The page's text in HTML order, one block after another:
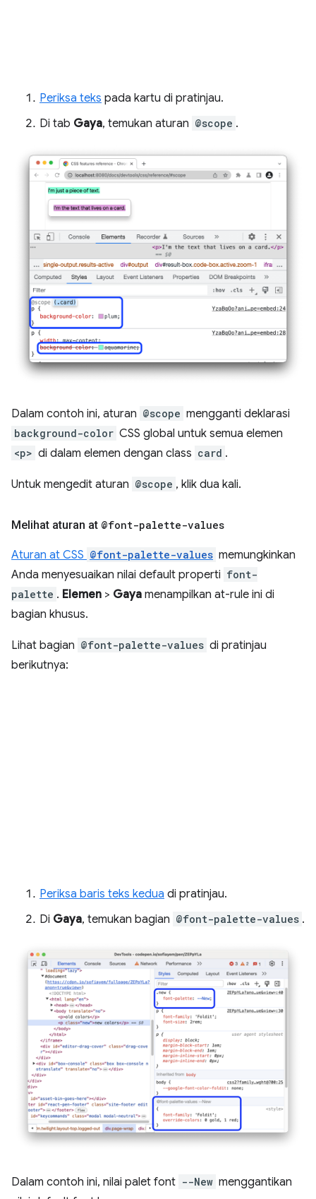
Periksa teks pada kartu di pratinjau.
Di tab Gaya, temukan aturan @scope .
Dalam contoh ini, aturan @scope mengganti deklarasi
background-color CSS global untuk semua elemen
<p> di dalam elemen dengan class card .
Untuk mengedit aturan @scope , klik dua kali.
Melihat aturan at @font-palette-values
Aturan at CSS @font-palette-values memungkinkan
Anda menyesuaikan nilai default properti font-
palette . Elemen > Gaya menampilkan at-rule ini di
bagian khusus.
Lihat bagian @font-palette-values di pratinjau
berikutnya:
Periksa baris teks kedua di pratinjau.
Di Gaya, temukan bagian @font-palette-values .
Dalam contoh ini, nilai palet font --New menggantikan